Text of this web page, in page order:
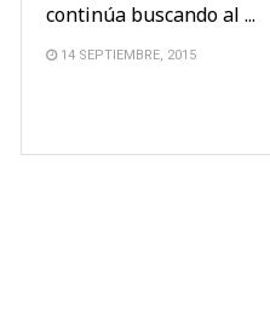
continúa buscando al ...
14 SEPTIEMBRE, 2015